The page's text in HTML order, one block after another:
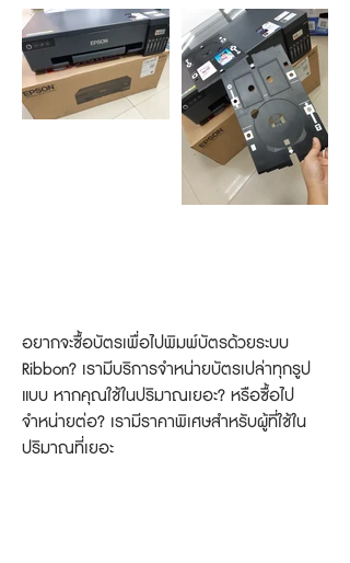
อยากจะซื้อบัตรเพื่อไปพิมพ์บัตรด้วยระบบ
Ribbon? เรามีบริการจำหน่ายบัตรเปล่าทุกรูป
แบบ หากคุณใช้ในปริมาณเยอะ? หรือซื้อไป
จำหน่ายต่อ? เรามีราคาพิเศษสำหรับผู้ที่ใช้ใน
ปริมาณที่เยอะ